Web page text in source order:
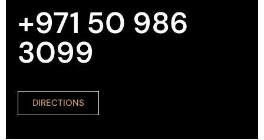
+971 50 986
3099
DIRECTIONS